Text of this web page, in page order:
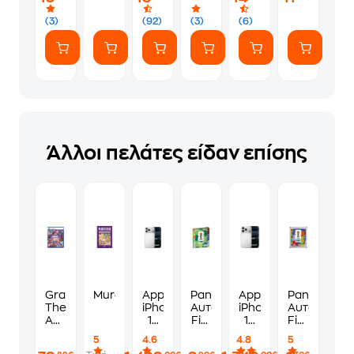
(3) (92)
(7
Αυτοκόλλητα)
(3)
ευγενικά
(6)
Άλλοι πελάτες είδαν επίσης
Grand
Theft
Auto
Standard
Murdoku
5
Apple
iPhone
17
Max
4.6
Panini
Αυτοκόλλητα
Fifa
Apple
iPhone
17
256GB
4.8
Panini
Fifa
Cup
5